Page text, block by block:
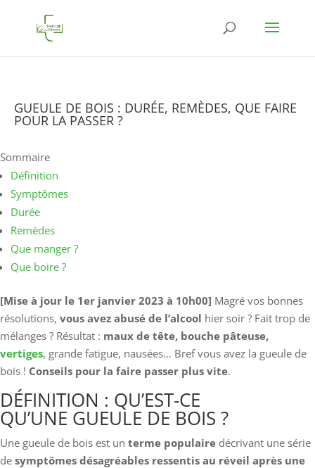
GUEULE DE BOIS : DURÉE, REMÈDES, QUE FAIRE
POUR LA PASSER ?
Sommaire
Définition
Symptômes
Durée
Remèdes
Que manger ?
Que boire ?
[Mise à jour le 1er janvier 2023 à 10h00] Magré vos bonnes
résolutions, vous avez abusé de l’alcool hier soir ? Fait trop de
mélanges ? Résultat : maux de tête, bouche pâteuse,
vertiges, grande fatigue, nausées… Bref vous avez la gueule de
bois ! Conseils pour la faire passer plus vite.
DÉFINITION : QU’EST-CE
QU’UNE GUEULE DE BOIS ?
Une gueule de bois est un terme populaire décrivant une série
de symptômes désagréables ressentis au réveil après une